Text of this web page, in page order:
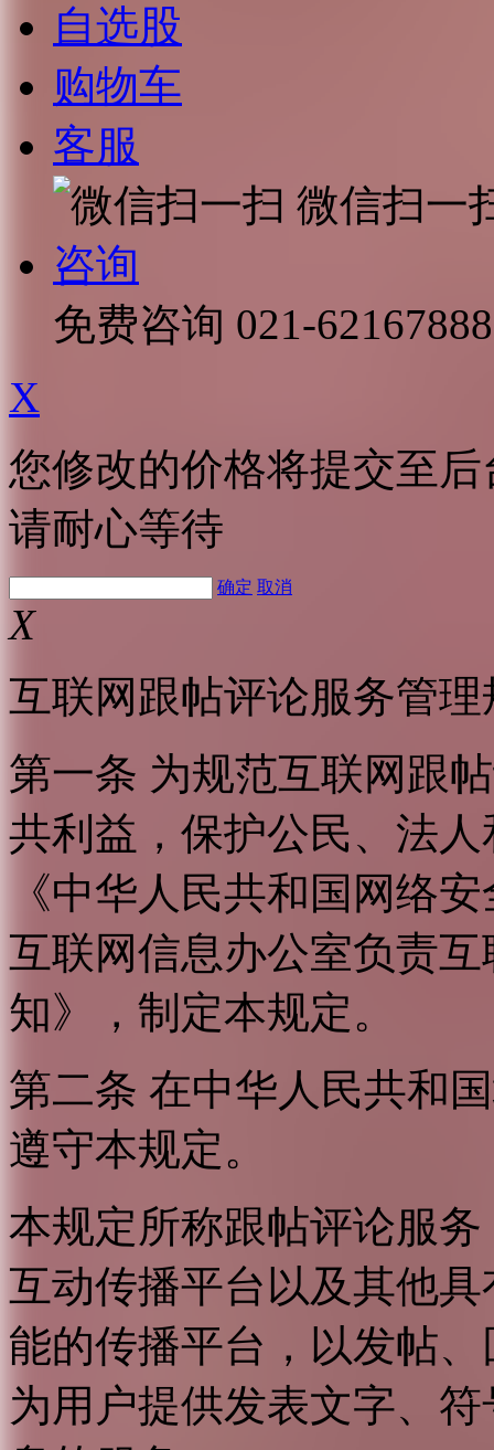
自选股
购物车
客服
微信扫一
咨询
免费咨询 021-62167888
X
您修改的价格将提交至
请耐心等待
确定 取消
X
互联网跟帖评论服务管理
第一条 为规范互联网跟
共利益，保护公民、法
《中华人民共和国网络
互联网信息办公室负责
知》，制定本规定。
第二条 在中华人民共和
遵守本规定。
本规定所称跟帖评论服
互动传播平台以及其他
能的传播平台，以发帖
为用户提供发表文字、